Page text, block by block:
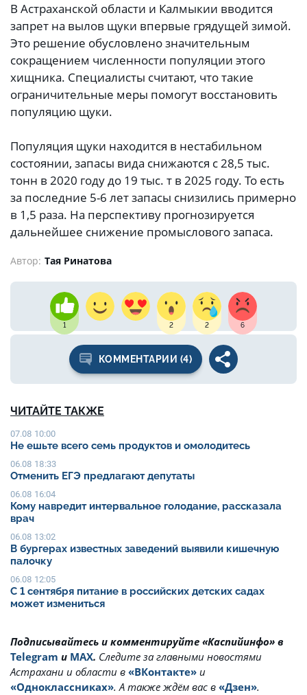
В Астраханской области и Калмыкии вводится
запрет на вылов щуки впервые грядущей зимой.
Это решение обусловлено значительным
сокращением численности популяции этого
хищника. Специалисты считают, что такие
ограничительные меры помогут восстановить
популяцию щуки.
Популяция щуки находится в нестабильном
состоянии, запасы вида снижаются с 28,5 тыс.
тонн в 2020 году до 19 тыс. т в 2025 году. То есть
за последние 5-6 лет запасы снизились примерно
в 1,5 раза. На перспективу прогнозируется
дальнейшее снижение промыслового запаса.
Автор: Тая Ринатова
1 2 2 6
КОММЕНТАРИИ (4)
ЧИТАЙТЕ ТАКЖЕ
07.08 10:00
Не ешьте всего семь продуктов и омолодитесь
06.08 18:33
Отменить ЕГЭ предлагают депутаты
06.08 16:04
Кому навредит интервальное голодание, рассказала
врач
06.08 13:02
В бургерах известных заведений выявили кишечную
палочку
06.08 12:05
С 1 сентября питание в российских детских садах
может измениться
Подписывайтесь и комментируйте «Каспийинфо» в
Telegram и MAX. Cледите за главными новостями
Астрахани и области в «ВКонтакте» и
«Одноклассниках». А также ждём вас в «Дзен».